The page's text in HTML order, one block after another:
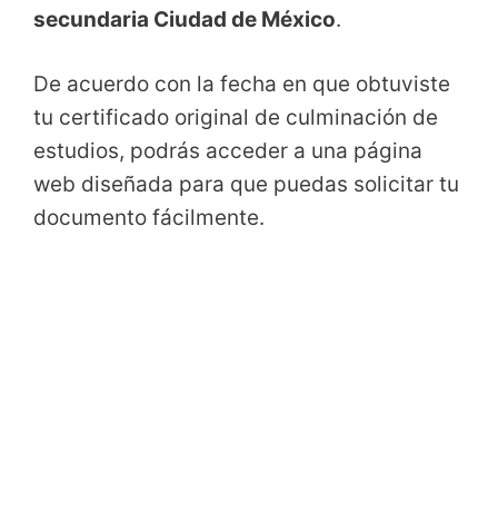
secundaria Ciudad de México.
De acuerdo con la fecha en que obtuviste
tu certificado original de culminación de
estudios, podrás acceder a una página
web diseñada para que puedas solicitar tu
documento fácilmente.